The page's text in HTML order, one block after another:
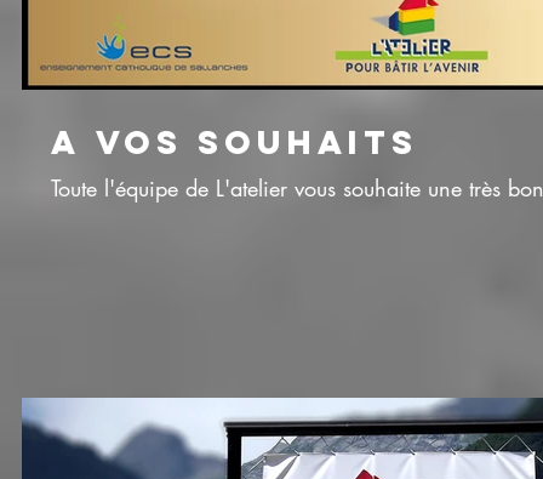
A VOS SOUHAITS
Toute l'équipe de L'atelier vous souhaite une très